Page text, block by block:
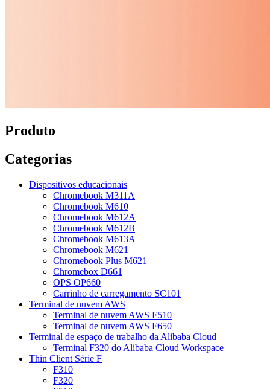
Produto
Categorias
Dispositivos educacionais
Chromebook M311A
Chromebook M610
Chromebook M612A
Chromebook M612B
Chromebook M613A
Chromebook M621
Chromebook Plus M621
Chromebox D661
OPS OP660
Carrinho de carregamento SC101
Terminal de nuvem AWS
Terminal de nuvem AWS F510
Terminal de nuvem AWS F650
Terminal de espaço de trabalho da Alibaba Cloud
Terminal F320 do Alibaba Cloud Workspace
Thin Client Série F
F310
F320